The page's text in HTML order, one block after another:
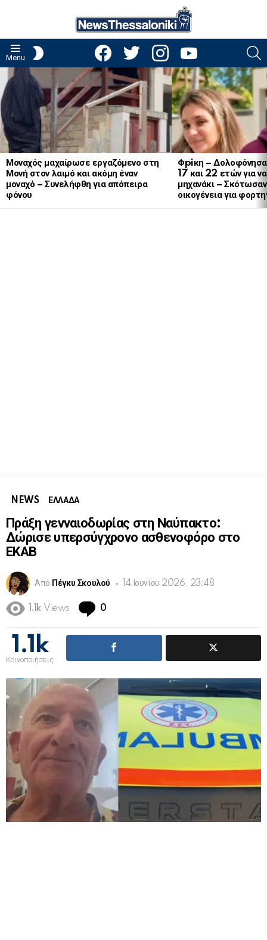
Menu
facebooktwitter instagramyoutube
LATEST
STORIES
Μοναχός μαχαίρωσε εργαζόμενο στη
Μονή στον λαιμό και ακόμη έναν
μοναχό – Συνελήφθη για απόπειρα
φόνου
Φpiκη –
17 και 22 ετών για
μηχανάκι – Σκότωσαν
οικογένεια για
NEWS ΕΛΛΑΔΑ
Πράξη γενναιοδωρίας στη Ναύπακτο:
Δώρισε υπερσύγχρονο ασθενοφόρο στο
ΕΚΑΒ
Από Πέγκυ Σκουλού 14 Ιουνίου 2026, 23:48
1.1k Views 0
1.1k
Κοινοποιήσεις